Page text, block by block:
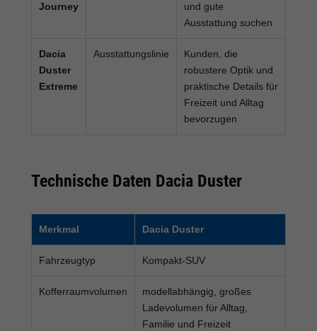
Journey
und gute
Ausstattung suchen
Dacia
Duster
Extreme
Ausstattungslinie
Kunden, die
robustere Optik und
praktische Details für
Freizeit und Alltag
bevorzugen
Technische Daten Dacia Duster
Merkmal Dacia Duster
Fahrzeugtyp Kompakt-SUV
Kofferraumvolumen
modellabhängig, großes
Ladevolumen für Alltag,
Familie und Freizeit